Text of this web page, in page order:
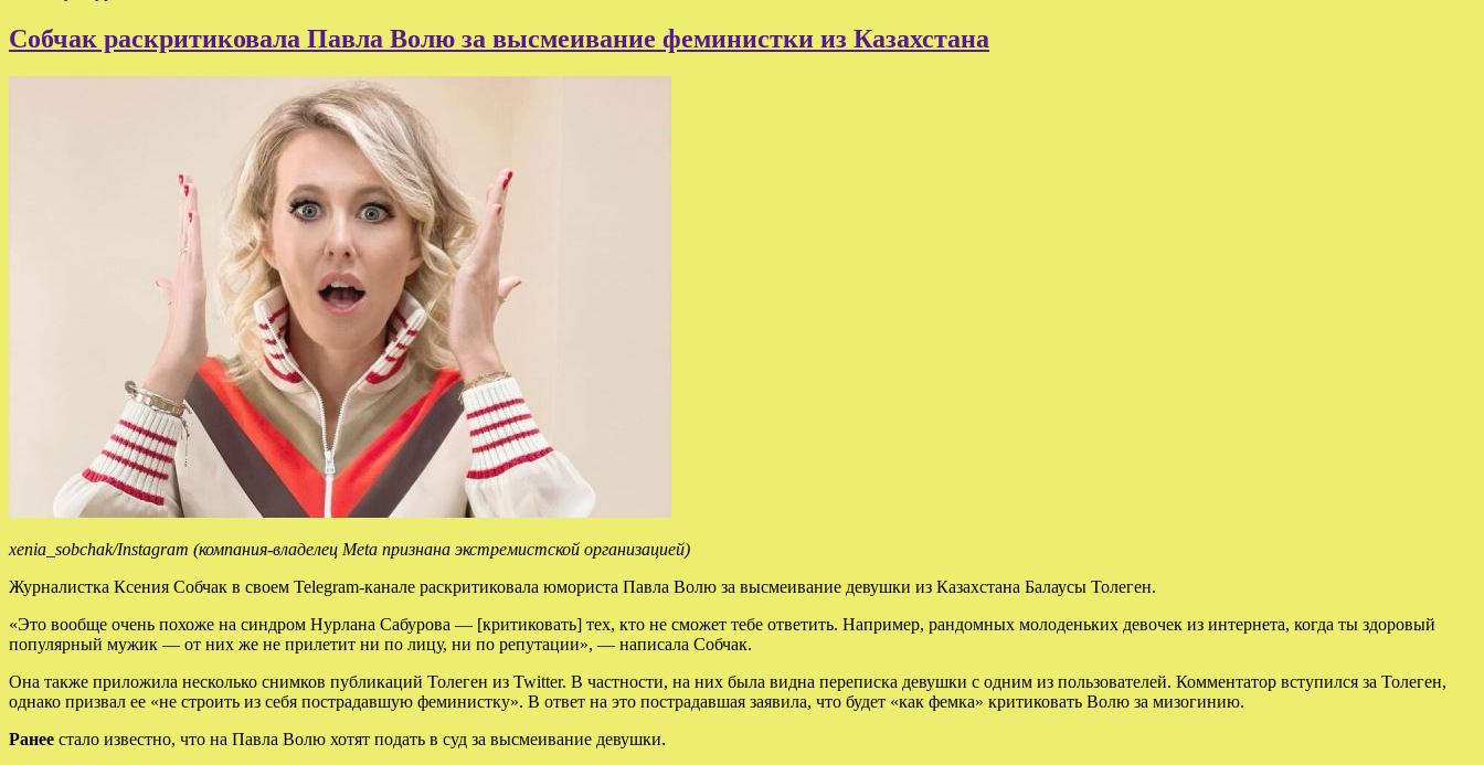
Собчак раскритиковала Павла Волю за высмеивание феминистки из Казахстана
xenia_sobchak/Instagram (компания-владелец Meta признана экстремистской организацией)
Журналистка Ксения Собчак в своем Telegram-канале раскритиковала юмориста Павла Волю за высмеивание девушки из Казахстана Балаусы Толеген.
«Это вообще очень похоже на синдром Нурлана Сабурова — [критиковать] тех, кто не сможет тебе ответить. Например, рандомных молоденьких девочек из интернета, когда ты здоровый
популярный мужик — от них же не прилетит ни по лицу, ни по репутации», — написала Собчак.
Она также приложила несколько снимков публикаций Толеген из Twitter. В частности, на них была видна переписка девушки с одним из пользователей. Комментатор вступился за Толеген,
однако призвал ее «не строить из себя пострадавшую феминистку». В ответ на это пострадавшая заявила, что будет «как фемка» критиковать Волю за мизогинию.
Ранее стало известно, что на Павла Волю хотят подать в суд за высмеивание девушки.